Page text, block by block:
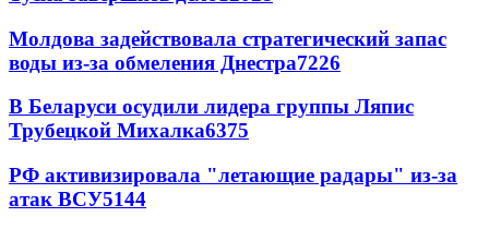
Молдова задействовала стратегический запас
воды из-за обмеления Днестра7226
В Беларуси осудили лидера группы Ляпис
Трубецкой Михалка6375
РФ активизировала "летающие радары" из-за
атак ВСУ5144